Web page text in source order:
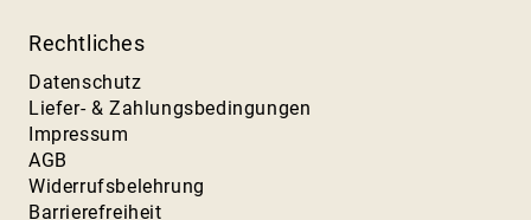
Rechtliches
Datenschutz
Liefer- & Zahlungsbedingungen
Impressum
AGB
Widerrufsbelehrung
Barrierefreiheit